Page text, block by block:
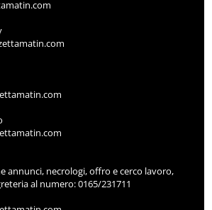
annunci, necrologi, offro e cerco lavoro,
al numero: 0165/231711